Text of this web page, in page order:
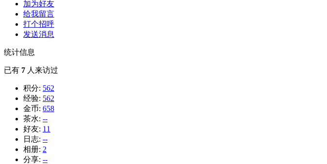
加为好友
给我留言
打个招呼
发送消息
统计信息
已有 7 人来访过
积分: 562
经验: 562
金币: 658
茶水: --
好友: 11
日志: --
相册: 2
分享: --